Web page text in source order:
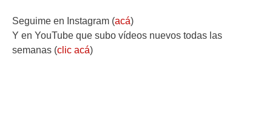
Seguime en Instagram (acá)
Y en YouTube que subo vídeos nuevos todas las
semanas (clic acá)